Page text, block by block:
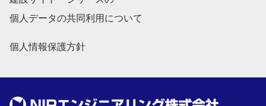
個人データの共同利用について
個人情報保護方針